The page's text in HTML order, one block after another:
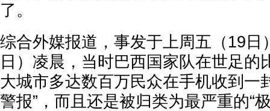
了。
综合外媒报道，事发于上周五（19日
日）凌晨，当时巴西国家队在世足的
大城市多达数百万民众在手机收到一
警报”，而且还是被归类为最严重的“